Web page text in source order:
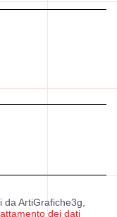
ArtiGrafiche3g,
dei dati